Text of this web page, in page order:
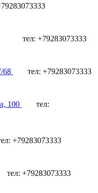
тел: +79283073333
68
тел: +79283073333
100
тел:
+79283073333
тел: +79283073333